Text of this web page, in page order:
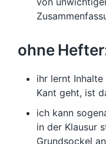
ohne
ihr lernt
Kant geht, ist
ich kann
in der Klausur
Grundsockel